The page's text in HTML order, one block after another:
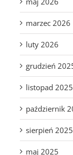
marzec 2026
luty 2026
grudzień
listopad 2025
październik
sierpień 2025
maj 2025